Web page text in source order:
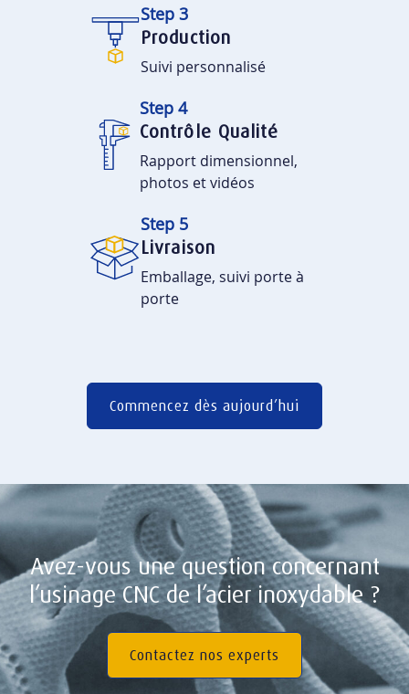
Step 3
Production
Suivi personnalisé
Step 4
Contrôle Qualité
Rapport dimensionnel,
photos et vidéos
Step 5
Livraison
Emballage, suivi porte à
porte
Commencez dès aujourd’hui
Avez-vous une question concernant
l’usinage CNC de l’acier inoxydable ?
Contactez nos experts